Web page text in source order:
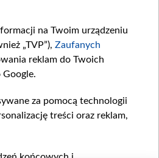
na Twoim urządzeniu
„TVP”), Zaufanych
reklam do Twoich
za pomocą technologii
treści oraz reklam,